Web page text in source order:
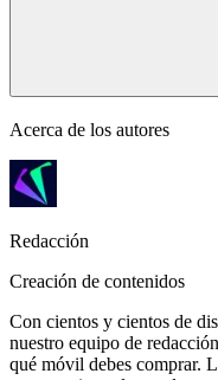
Acerca de los autores
Redacción
Creación de contenidos
Con cientos y cientos de
nuestro equipo de
qué móvil debes comprar.